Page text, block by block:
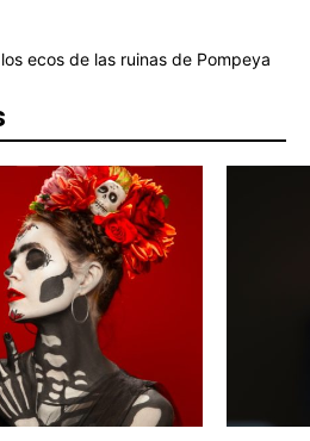
ecos de las ruinas de Pompeya